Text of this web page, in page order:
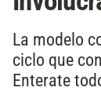
La modelo
ciclo que
Enterate